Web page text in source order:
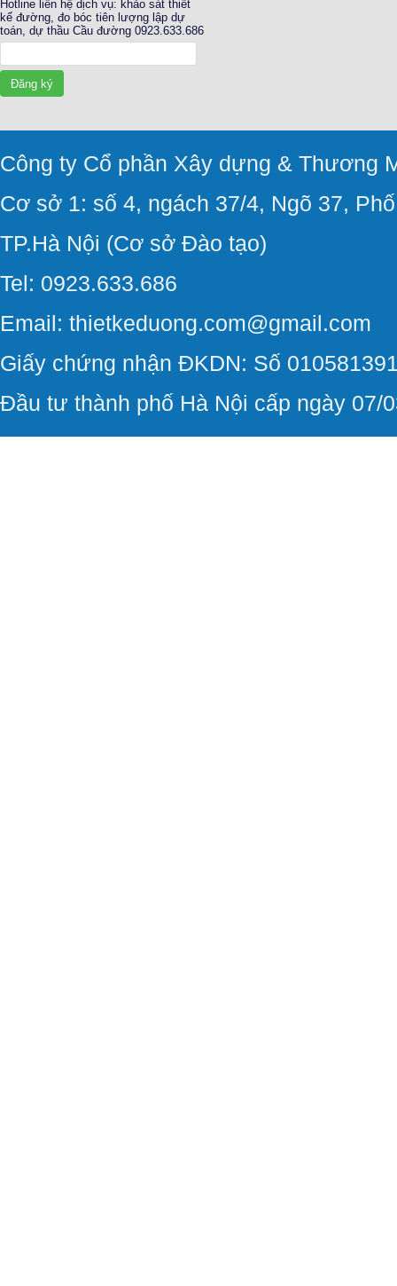
Hotline liên hệ dịch vụ: khảo sát thiết
kế đường, đo bóc tiên lượng lập dự
toán, dự thầu Cầu đường 0923.633.686
Đăng ký
Công ty Cổ phần Xây dựng & Thương
Cơ sở 1: số 4, ngách 37/4, Ngõ 37,
TP.Hà Nội (Cơ sở Đào tạo)
Tel: 0923.633.686
Email: thietkeduong.com@gmail.com
Giấy chứng nhận ĐKDN: Số
Đầu tư thành phố Hà Nội cấp ngày 07/